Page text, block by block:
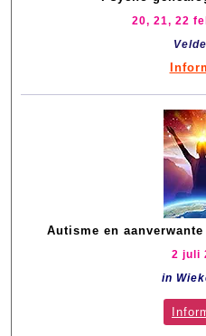
20, 21, 22
Autisme en
2 juli
in